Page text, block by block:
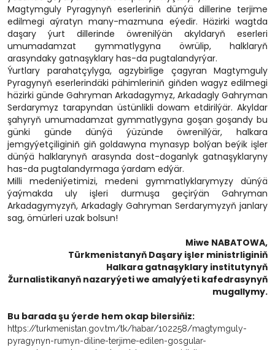
Magtymguly Pyragynyň eserleriniň dünýä dillerine terjime
edilmegi aýratyn many-mazmuna eýedir. Häzirki wagtda
daşary ýurt dillerinde öwrenilýän akyldaryň eserleri
umumadamzat gymmatlygyna öwrülip, halklaryň
arasyndaky gatnaşyklary has-da pugtalandyrýar.
Ýurtlary parahatçylyga, agzybirlige çagyran Magtymguly
Pyragynyň eserlerindäki pähimleriniň giňden wagyz edilmegi
häzirki günde Gahryman Arkadagymyz, Arkadagly Gahryman
Serdarymyz tarapyndan üstünlikli dowam etdirilýär. Akyldar
şahyryň umumadamzat gymmatlygyna goşan goşandy bu
günki günde dünýä ýüzünde öwrenilýär, halkara
jemgyýetçiliginiň giň goldawyna mynasyp bolýan beýik işler
dünýä halklarynyň arasynda dost-doganlyk gatnaşyklaryny
has-da pugtalandyrmaga ýardam edýär.
Milli medeniýetimizi, medeni gymmatlyklarymyzy dünýä
ýaýmakda uly işleri durmuşa geçirýän Gahryman
Arkadagymyzyň, Arkadagly Gahryman Serdarymyzyň janlary
sag, ömürleri uzak bolsun!
Miwe NABATOWA,
Türkmenistanyň Daşary işler ministrliginiň
Halkara gatnaşyklary institutynyň
Žurnalistikanyň nazaryýeti we amalyýeti kafedrasynyň
mugallymy.
Bu barada şu ýerde hem okap bilersiňiz:
https://turkmenistan.gov.tm/tk/habar/102258/magtymguly-
pyragynyn-rumyn-diline-terjime-edilen-gosgular-